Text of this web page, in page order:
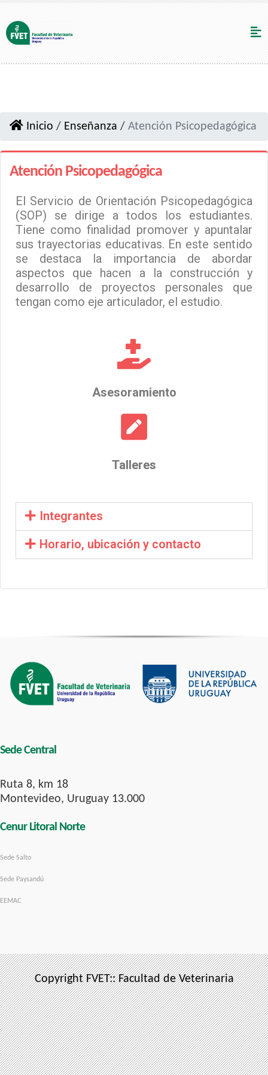
Inicio / Enseñanza / Atención Psicopedagógica
Atención Psicopedagógica
El Servicio de Orientación Psicopedagógica
(SOP) se dirige a todos los estudiantes.
Tiene como finalidad promover y apuntalar
sus trayectorias educativas. En este sentido
se destaca la importancia de abordar
aspectos que hacen a la construcción y
desarrollo de proyectos personales que
tengan como eje articulador, el estudio.
Asesoramiento
Talleres
Integrantes
Horario, ubicación y contacto
Sede Central
Ruta 8, km 18
Montevideo, Uruguay 13.000
Cenur Litoral Norte
Sede Salto
Sede Paysandú
EEMAC
Copyright FVET:: Facultad de Veterinaria